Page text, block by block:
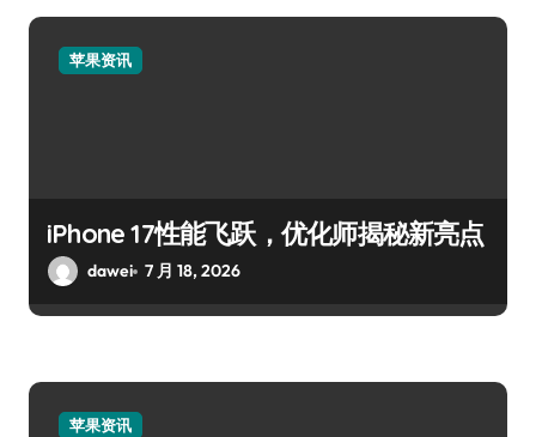
苹果资讯
iPhone 17性能飞跃，优化师揭秘新亮点
dawei 7 月 18, 2026
苹果资讯